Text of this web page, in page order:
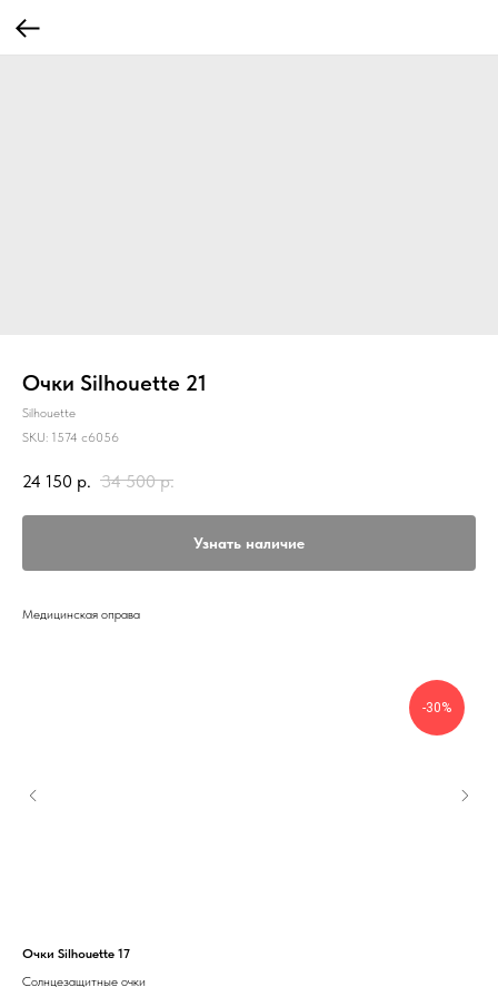
Очки Silhouette 21
Silhouette
SKU: 1574 c6056
24 150 р. 34 500 р.
Узнать наличие
Медицинская оправа
-30%
Очки Silhouette 17
Солнцезащитные очки